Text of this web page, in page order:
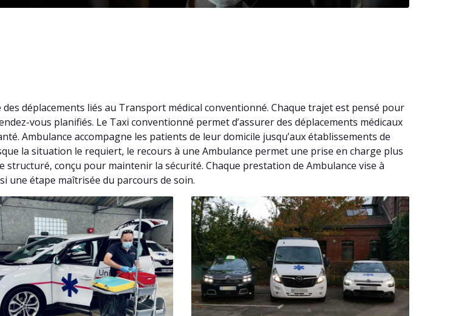
déplacements liés au Transport médical conventionné. Chaque trajet est pensé pour
vous planifiés. Le Taxi conventionné permet d’assurer des déplacements médicaux
Ambulance accompagne les patients de leur domicile jusqu’aux établissements de
la situation le requiert, le recours à une Ambulance permet une prise en charge plus
conçu pour maintenir la sécurité. Chaque prestation de Ambulance vise à
une étape maîtrisée du parcours de soin.